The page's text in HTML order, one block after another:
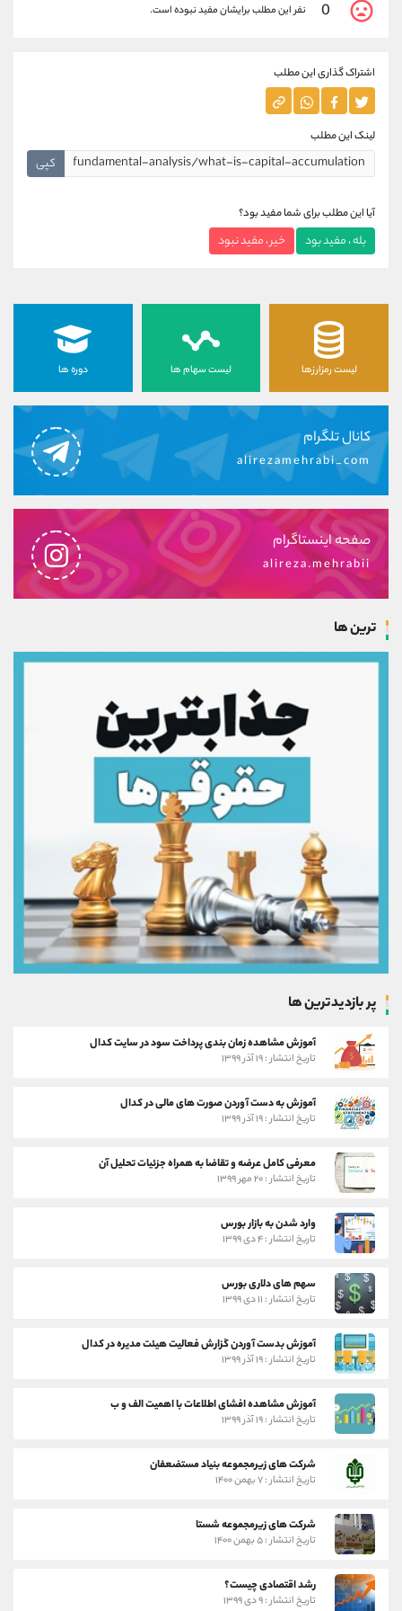
0 نفر این مطلب برایشان مفید نبوده است.
اشتراک گذاری این مطلب
لینک این مطلب
کپی
آیا این مطلب برای شما مفید بود؟
بله ، مفید بود خیر ، مفید نبود
لیست رمزارزها لیست سهام ها دوره ها
کانال تلگرام
alirezamehrabi_com
صفحه اینستاگرام
alireza.mehrabii
ترین ها
پر بازدیدترین ها
آموزش مشاهده زمان بندی پرداخت سود در سایت کدال
تاریخ انتشار : ۱۹ آذر ۱۳۹۹
آموزش به دست آوردن صورت های مالی در کدال
تاریخ انتشار : ۱۹ آذر ۱۳۹۹
معرفی کامل عرضه و تقاضا به همراه جزئیات تحلیل آن
تاریخ انتشار : ۲۰ مهر ۱۳۹۹
وارد شدن به بازار بورس
تاریخ انتشار : ۴ دی ۱۳۹۹
سهم های دلاری بورس
تاریخ انتشار : ۱۱ دی ۱۳۹۹
آموزش بدست آوردن گزارش فعالیت هیئت مدیره در کدال
تاریخ انتشار : ۱۹ آذر ۱۳۹۹
آموزش مشاهده افشای اطلاعات با اهمیت الف و ب
تاریخ انتشار : ۱۹ آذر ۱۳۹۹
شرکت های زیرمجموعه بنیاد مستضعفان
تاریخ انتشار : ۷ بهمن ۱۴۰۰
شرکت های زیرمجموعه شستا
تاریخ انتشار : ۵ بهمن ۱۴۰۰
رشد اقتصادی چیست؟
تاریخ انتشار : ۹ دی ۱۳۹۹